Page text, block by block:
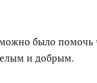
было помочь
и добрым.